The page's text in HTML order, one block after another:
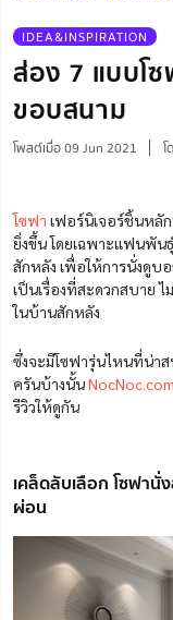
IDEA&INSPIRATION
ส่อง 7 แบบโ
ขอบสนาม
โพสต์เมื่อ 09 Jun 2021
โซฟา เฟอร์นิเจอร์ชิ้นหลั
ยิ่งขึ้น โดยเฉพาะแฟนพัน
สักหลัง เพื่อให้การนั่งดู
เป็นเรื่องที่สะดวกสบาย
ในบ้านสักหลัง
ซึ่งจะมีโซฟารุ่นไหนที่น่า
ครันบ้างนั้นNocNoc.com
รีวิวให้ดูกัน
เคล็ดลับเลือก โซฟา
ผ่อน